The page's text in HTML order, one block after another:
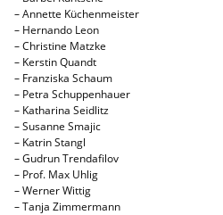
– Annette Küchenmeister
– Hernando Leon
– Christine Matzke
– Kerstin Quandt
– Franziska Schaum
– Petra Schuppenhauer
– Katharina Seidlitz
– Susanne Smajic
– Katrin Stangl
– Gudrun Trendafilov
– Prof. Max Uhlig
– Werner Wittig
– Tanja Zimmermann